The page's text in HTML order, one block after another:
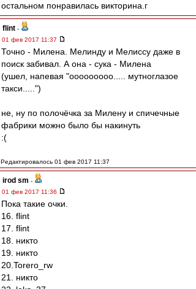
остальном понравилась викторина.г
flint -
01 фев 2017 11:37
Точно - Милена. Мелинду и Мелиссу даже в
поиск забивал. А она - сука - Милена
(ушел, напевая "ооооооооо..... мутноглазое
такси.....")
не, ну по полочёчка за Милену и спичечные
фабрики можно было бы накинуть
:(
Редактировалось 01 фев 2017 11:37
irod sm -
01 фев 2017 11:36
Пока такие очки.
16. flint
17. flint
18. никто
19. никто
20.Torero_rw
21. никто